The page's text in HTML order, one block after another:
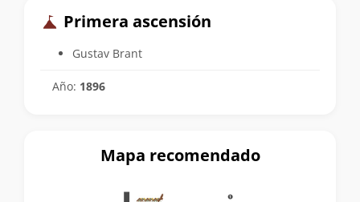
Primera ascensión
Gustav Brant
Año: 1896
Mapa recomendado